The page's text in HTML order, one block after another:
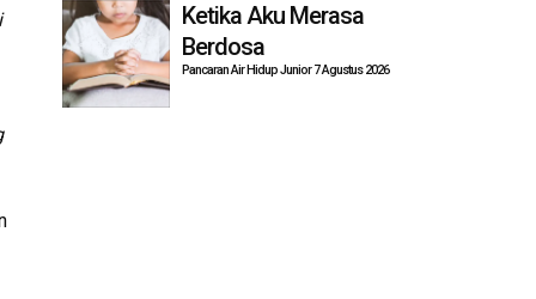
Ketika Aku Merasa
Berdosa
Pancaran Air Hidup Junior 7 Agustus 2026